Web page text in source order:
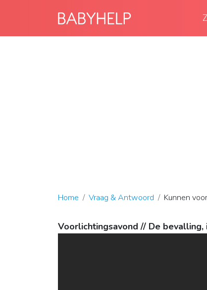
Home Vraag & Antwoord Kunnen
Voorlichtingsavond // De bevalling,